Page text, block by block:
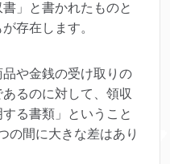
」と書かれたものと
存在します。
や金銭の受け取りの
るのに対して、領収
る書類」ということ
の間に大きな差はあり